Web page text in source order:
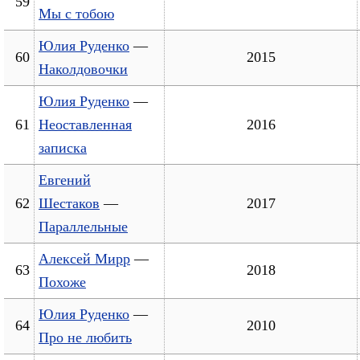
Мы с тобою
60
Юлия Руденко —
Наколдовочки
2015
61
Юлия Руденко —
Неоставленная
записка
2016
62
Евгений
Шестаков —
Параллельные
2017
63
Алексей Мирр —
Похоже
2018
64
Юлия Руденко —
Про не любить
2010